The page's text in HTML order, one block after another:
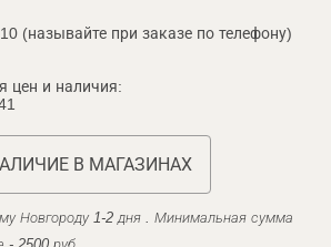
(называйте при заказе по телефону)
цен и наличия:
В МАГАЗИНАХ
Новгороду 1-2 дня . Минимальная сумма